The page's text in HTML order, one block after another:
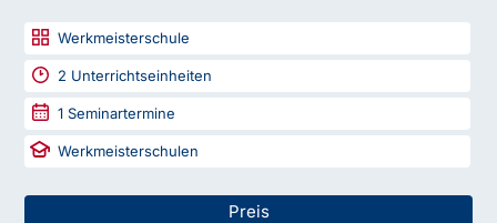
Werkmeisterschule
2 Unterrichtseinheiten
1 Seminartermine
Werkmeisterschulen
Preis